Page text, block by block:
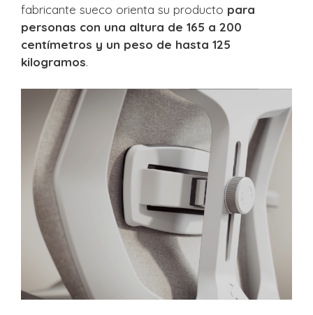
fabricante sueco orienta su producto para
personas con una altura de 165 a 200
centímetros y un peso de hasta 125
kilogramos.